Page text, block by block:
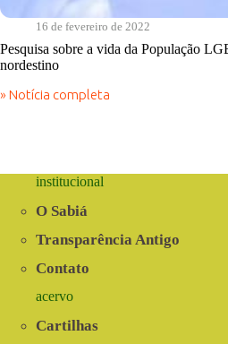
16 de fevereiro de 2022
Pesquisa sobre a vida da População
nordestino
» Notícia completa
Pesquisa
População
nordestino
institucional
O Sabiá
Transparência Antigo
Contato
acervo
Cartilhas